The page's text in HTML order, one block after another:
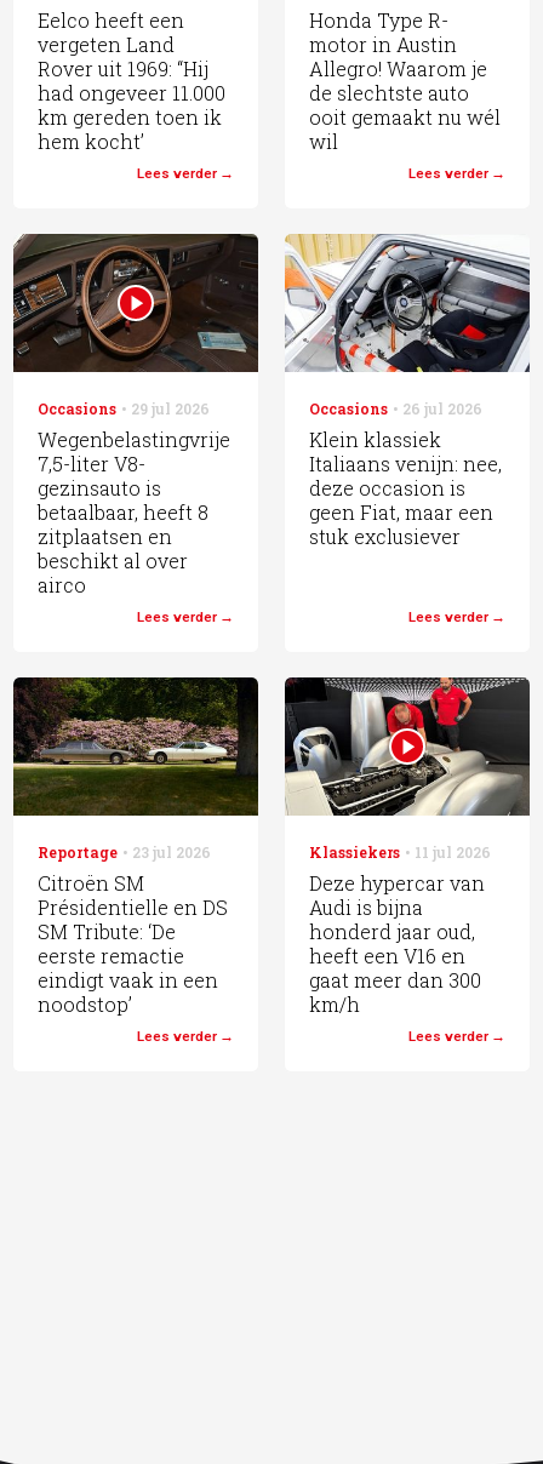
Eelco heeft een
vergeten Land
Rover uit 1969: “Hij
had ongeveer 11.000
km gereden toen ik
hem kocht’
Lees verder
Honda Type R-
motor in Austin
Allegro! Waarom je
de slechtste auto
ooit gemaakt nu wél
wil
Lees verder
Occasions 29 jul 2026
Wegenbelastingvrije
7,5-liter V8-
gezinsauto is
betaalbaar, heeft 8
zitplaatsen en
beschikt al over
airco
Lees verder
Occasions 26 jul 2026
Klein klassiek
Italiaans venijn: nee,
deze occasion is
geen Fiat, maar een
stuk exclusiever
Lees verder
Reportage 23 jul 2026
Citroën SM
Présidentielle en DS
SM Tribute: ‘De
eerste remactie
eindigt vaak in een
noodstop’
Lees verder
Klassiekers 11 jul 2026
Deze hypercar van
Audi is bijna
honderd jaar oud,
heeft een V16 en
gaat meer dan 300
km/h
Lees verder